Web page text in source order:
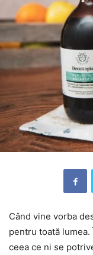
Când vine vorba
pentru toată
ceea ce ni se